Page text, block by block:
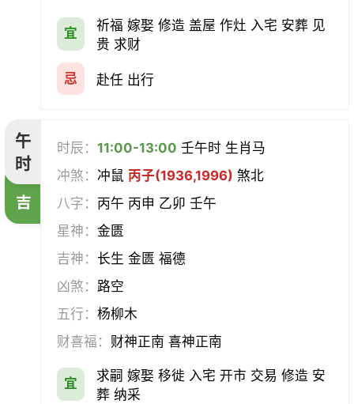
宜
祈福 嫁娶 修造 盖屋 作灶 入宅 安葬 见
贵 求财
忌 赴任 出行
午
时
吉
时辰：11:00-13:00 壬午时 生肖马
冲煞：冲鼠 丙子(1936,1996) 煞北
八字： 丙午 丙申 乙卯 壬午
星神：金匮
吉神： 长生 金匮 福德
凶煞：路空
五行：杨柳木
财喜福： 财神正南 喜神正南
宜
求嗣 嫁娶 移徙 入宅 开市 交易 修造 安
葬 纳采